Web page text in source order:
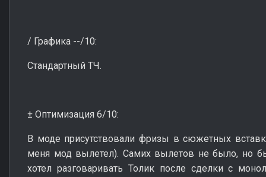
/ Графика --/10:
Стандартный ТЧ.
± Оптимизация 6/10:
В моде присутствовали фризы в сюжетных
меня мод вылетел). Самих вылетов не было, но
хотел разговаривать Толик после сделки с